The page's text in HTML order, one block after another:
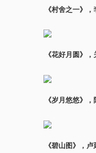
《村舍之一》
《花好月圆》
《岁月悠悠》
《碧山图》，